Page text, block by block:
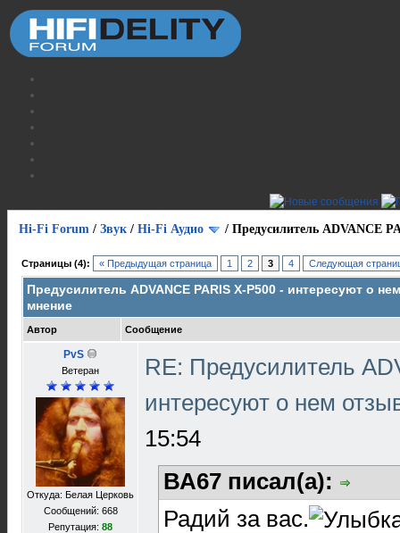
Hi-Fi Forum / Звук / Hi-Fi Аудио / Предусилитель ADVANCE
Страницы (4): « Предыдущая страница 1 2 3 4 Следующая
Предусилитель ADVANCE PARIS X-P500 - интересуют о
мнение
Автор Сообщение
PvS
Ветеран
Откуда: Белая Церковь
Сообщений: 668
Репутация: 88
RE: Предусилитель
интересуют о нем
15:54
ВА67 писал(а):
Радий за вас.